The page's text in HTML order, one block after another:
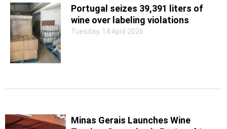
Portugal seizes 39,391 liters of
wine over labeling violations
Tuesday, 14 April 2026
Minas Gerais Launches Wine